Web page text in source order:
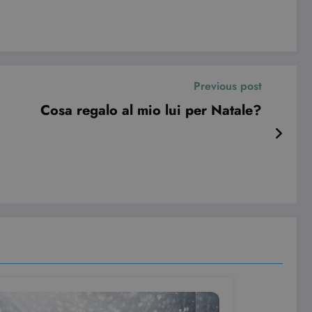
Previous post
Cosa regalo al mio lui per Natale?